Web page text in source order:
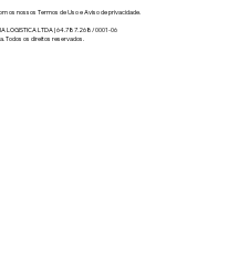
os nossos Termos de Uso e Aviso de privacidade.
LOGISTICA LTDA | 64.787.268/0001-06
Todos os direitos reservados.